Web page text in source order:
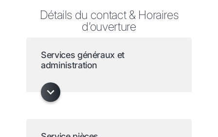
Détails du contact & Horaires
d’ouverture
Services généraux et
administration